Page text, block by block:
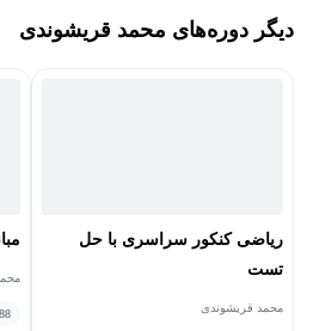
و داشتن بیش از ۱۰ ویدیو کورس و بالغ بر ۲۰۰۰۰ دانشجو است.
دیگر دوره‌های محمد قریشوندی
ریاضی کنکور سراسری با حل
تست
محمد قریشوندی 88